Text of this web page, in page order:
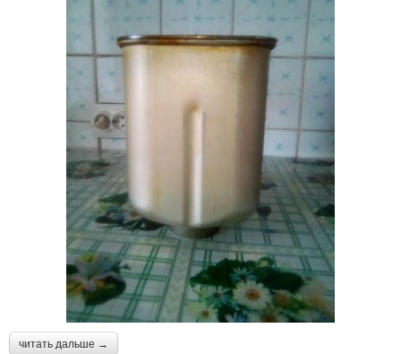
читать дальше →